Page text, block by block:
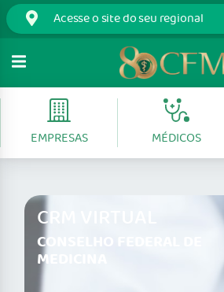
EMPRESAS MÉDICOS
CRM VIRTUAL
CONSELHO FEDERAL DE
MEDICINA